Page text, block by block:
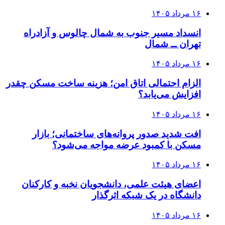
۱۶ مرداد ۱۴۰۵
انسداد مسیر جنوب به شمال چالوس و آزادراه
تهران ــ شمال
۱۶ مرداد ۱۴۰۵
الزام احتمالی اتاق امن؛ هزینه ساخت مسکن چقدر
افزایش می‌یابد؟
۱۶ مرداد ۱۴۰۵
افت شدید صدور پروانه‌های ساختمانی؛ بازار
مسکن با کمبود عرضه مواجه می‌شود؟
۱۶ مرداد ۱۴۰۵
اعضای هیئت علمی، دانشجویان نخبه و کارکنان
دانشگاه در یک شبکه‌ اثرگذار
۱۶ مرداد ۱۴۰۵